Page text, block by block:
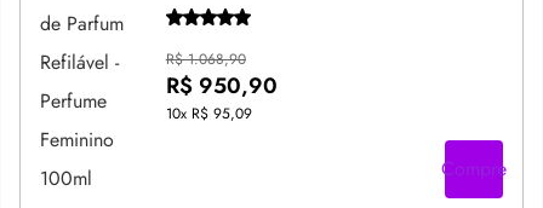
R$ 1.068,90
R$ 950,90
10x R$ 95,09
Compre